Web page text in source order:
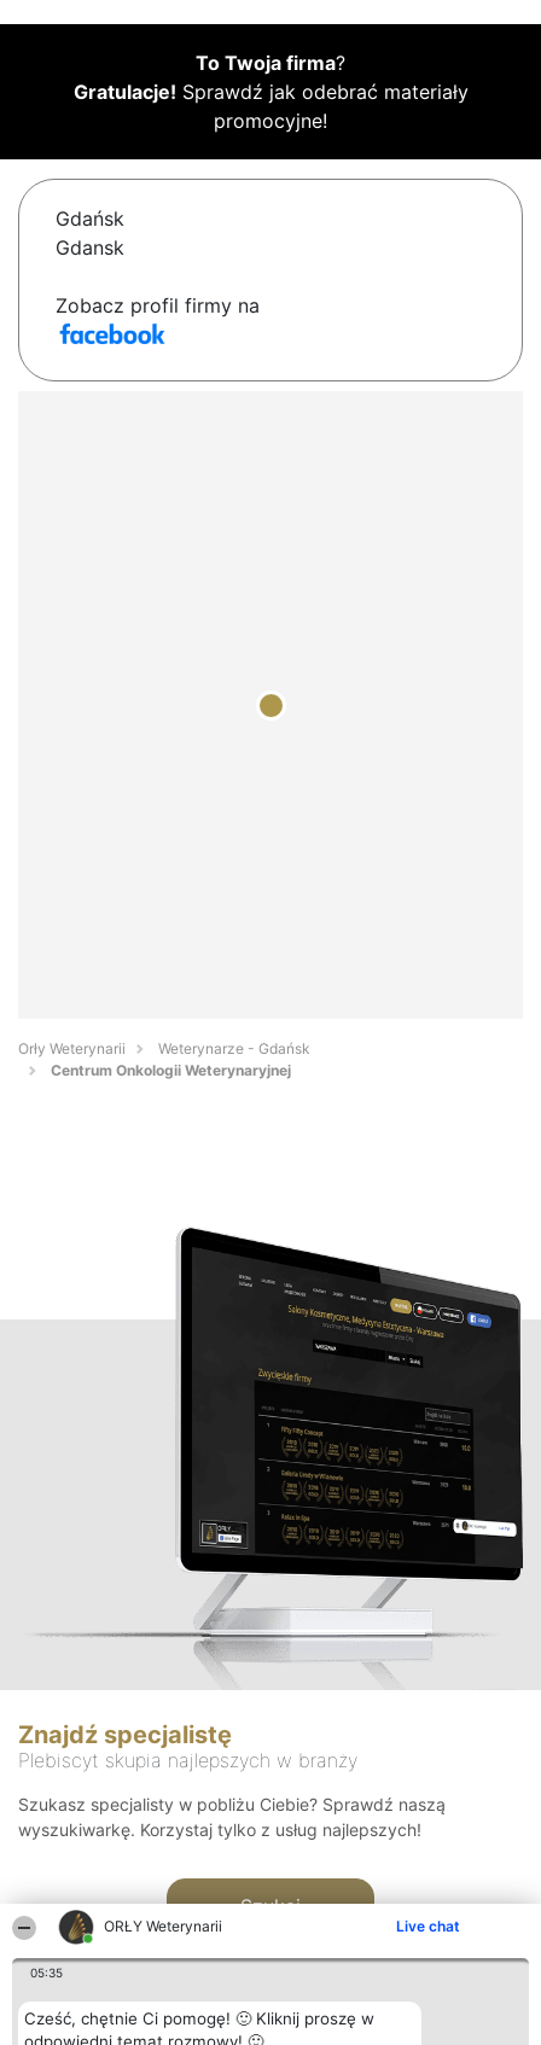
ORŁY Weterynarii Live chat
05:35
Cześć, chętnie Ci pomogę! 🙂 Kliknij proszę w
To Twoja firma?
Gratulacje! Sprawdź jak odebrać materiały
promocyjne!
Gdańsk
Gdansk
Zobacz profil firmy na
Orły Weterynarii
Weterynarze - Gdańsk
Centrum Onkologii Weterynaryjnej
Znajdź specjalistę
Plebiscyt skupia najlepszych w branży
Szukasz specjalisty w pobliżu Ciebie? Sprawdź naszą
wyszukiwarkę. Korzystaj tylko z usług najlepszych!
Szukaj